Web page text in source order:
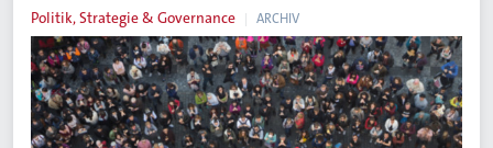
Politik, Strategie & Governance ARCHIV